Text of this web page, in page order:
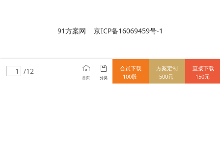
91方案网 京ICP备16069459号-1
/12
首页 分类
会员下载
100股
方案定制
500元
直接下载
150元